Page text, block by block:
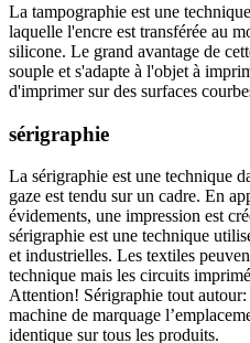
La tampographie est une
laquelle l'encre est transférée au
silicone. Le grand avantage de
souple et s'adapte à l'objet à
d'imprimer sur des surfaces
sérigraphie
La sérigraphie est une technique
gaze est tendu sur un cadre. En
évidements, une impression est
sérigraphie est une technique
et industrielles. Les textiles
technique mais les circuits
Attention! Sérigraphie tout
machine de marquage
identique sur tous les produits.